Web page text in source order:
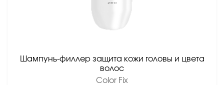
Шампунь-филлер защита кожи головы и цвета
волос
Color Fix